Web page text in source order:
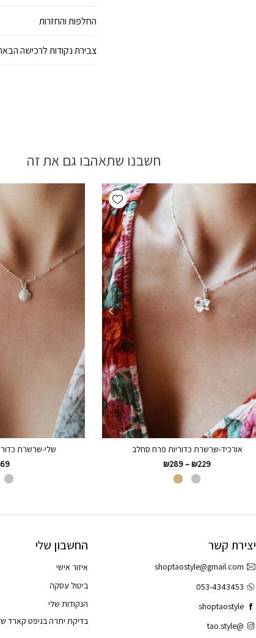
החלפות והחזרות
צבירת נקודות לרכישה
חשבנו שתאהבו גם את זה
Add wishlist
אורכיד-שרשרת כדוריות פרח סחלב
₪229
–
₪289
שלי-שרשרת
החשבון שלי
איזור אישי
ביטול עסקה
הנקודות שלי
בדיקת יתרה בגיפט קארד
יצירת קשר
shoptaostyle@gmail.com
053-4343453
shoptaostyle
@tao.style